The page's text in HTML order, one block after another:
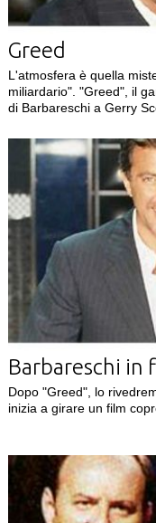
Greed
L'atmosfera è quella
miliardario". "Greed", il
di Barbareschi a Gerry
Barbareschi in
Dopo "Greed", lo
inizia a girare un film